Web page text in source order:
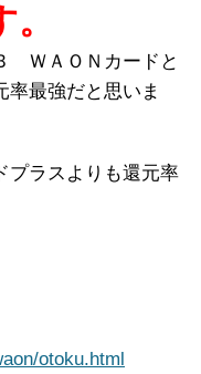
ＷＡＯＮカードと
率最強だと思いま
プラスよりも還元率
otoku.html